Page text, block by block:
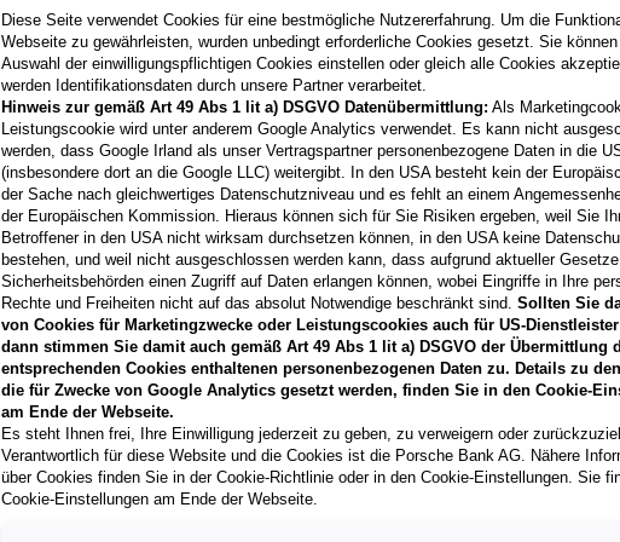
Kilometerstand
5.500 km
Fahrzeug & Finanzierung
A5 Avant TDI quattro
3250 Wieselburg,
Erstzulassung
05/2026
Kilometerstand
4.350 km
Fahrzeug & Finanzierung
A5 Avant TDI
Diese Seite verwendet Cookies für eine bestmögliche Nutzererfahrung. Um die
Webseite zu gewährleisten, wurden unbedingt erforderliche Cookies gesetzt. Sie
Auswahl der einwilligungspflichtigen Cookies einstellen oder gleich alle Cookies
werden Identifikationsdaten durch unsere Partner verarbeitet.
Hinweis zur gemäß Art 49 Abs 1 lit a) DSGVO Datenübermittlung: Als
Leistungscookie wird unter anderem Google Analytics verwendet. Es kann nicht
werden, dass Google Irland als unser Vertragspartner personenbezogene Daten in die
(insbesondere dort an die Google LLC) weitergibt. In den USA besteht kein der
der Sache nach gleichwertiges Datenschutzniveau und es fehlt an einem
der Europäischen Kommission. Hieraus können sich für Sie Risiken ergeben, weil Sie
Betroffener in den USA nicht wirksam durchsetzen können, in den USA keine
bestehen, und weil nicht ausgeschlossen werden kann, dass aufgrund aktueller
Sicherheitsbehörden einen Zugriff auf Daten erlangen können, wobei Eingriffe in Ihre
Rechte und Freiheiten nicht auf das absolut Notwendige beschränkt sind. Sollten Sie
von Cookies für Marketingzwecke oder Leistungscookies auch für US-
dann stimmen Sie damit auch gemäß Art 49 Abs 1 lit a) DSGVO der Übermittlung
entsprechenden Cookies enthaltenen personenbezogenen Daten zu. Details zu
die für Zwecke von Google Analytics gesetzt werden, finden Sie in den Cookie-
am Ende der Webseite.
Es steht Ihnen frei, Ihre Einwilligung jederzeit zu geben, zu verweigern oder
Verantwortlich für diese Website und die Cookies ist die Porsche Bank AG. Nähere
über Cookies finden Sie in der Cookie-Richtlinie oder in den Cookie-Einstellungen. Sie
Cookie-Einstellungen am Ende der Webseite.